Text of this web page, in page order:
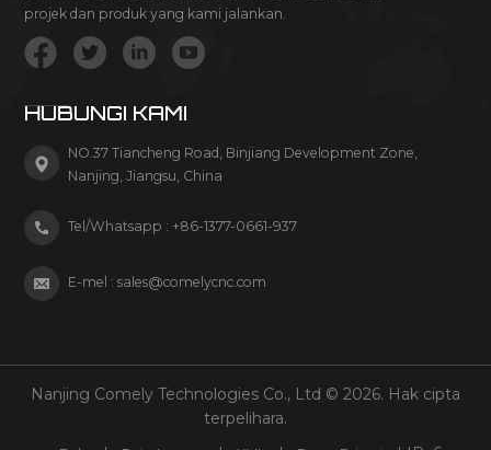
projek dan produk yang kami jalankan.
HUBUNGI KAMI
NO.37 Tiancheng Road, Binjiang Development Zone,
Nanjing, Jiangsu, China
Tel/Whatsapp : +86-1377-0661-937
E-mel :sales@comelycnc.com
Nanjing Comely Technologies Co., Ltd © 2026. Hak cipta
terpelihara.